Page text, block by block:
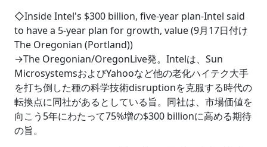
◇Inside Intel's $300 billion, five-year plan-Intel said
to have a 5-year plan for growth, value (9月17日付け
The Oregonian (Portland))
→The Oregonian/OregonLive発。Intelは、Sun
MicrosystemsおよびYahooなど他の老化ハイテク大手
を打ち倒した種の科学技術disruptionを克服する時代の
転換点に同社があるとしている旨。同社は、市場価値を
向こう5年にわたって75%増の$300 billionに高める期待
の旨。